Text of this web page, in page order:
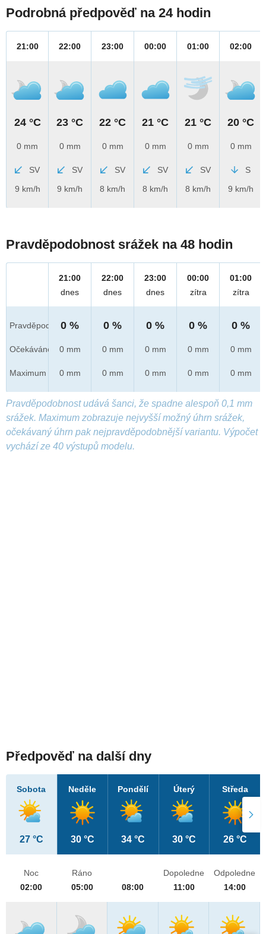
Podrobná předpověď na 24 hodin
21:00
24 °C
0 mm
SV
9 km/h
22:00
23 °C
0 mm
SV
9 km/h
23:00
22 °C
0 mm
SV
8 km/h
00:00
21 °C
0 mm
SV
8 km/h
01:00
21 °C
0 mm
SV
8 km/h
02:00
20 °C
0 mm
S
9 km/h
Pravděpodobnost srážek na 48 hodin
Pravděpod.
Očekáváno
Maximum
21:00
dnes
0 %
0 mm
0 mm
22:00
dnes
0 %
0 mm
0 mm
23:00
dnes
0 %
0 mm
0 mm
00:00
zítra
0 %
0 mm
0 mm
01:00
zítra
0 %
0 mm
0 mm
Pravděpodobnost udává šanci, že spadne alespoň 0,1 mm
srážek. Maximum zobrazuje nejvyšší možný úhrn srážek,
očekávaný úhrn pak nejpravděpodobnější variantu. Výpočet
vychází ze 40 výstupů modelu.
Předpověď na další dny
Sobota
27 °C
Neděle
30 °C
Pondělí
34 °C
Úterý
30 °C
Středa
26 °C
Noc
02:00
Ráno
05:00
08:00
Dopoledne
11:00
Odpoledne
14:00